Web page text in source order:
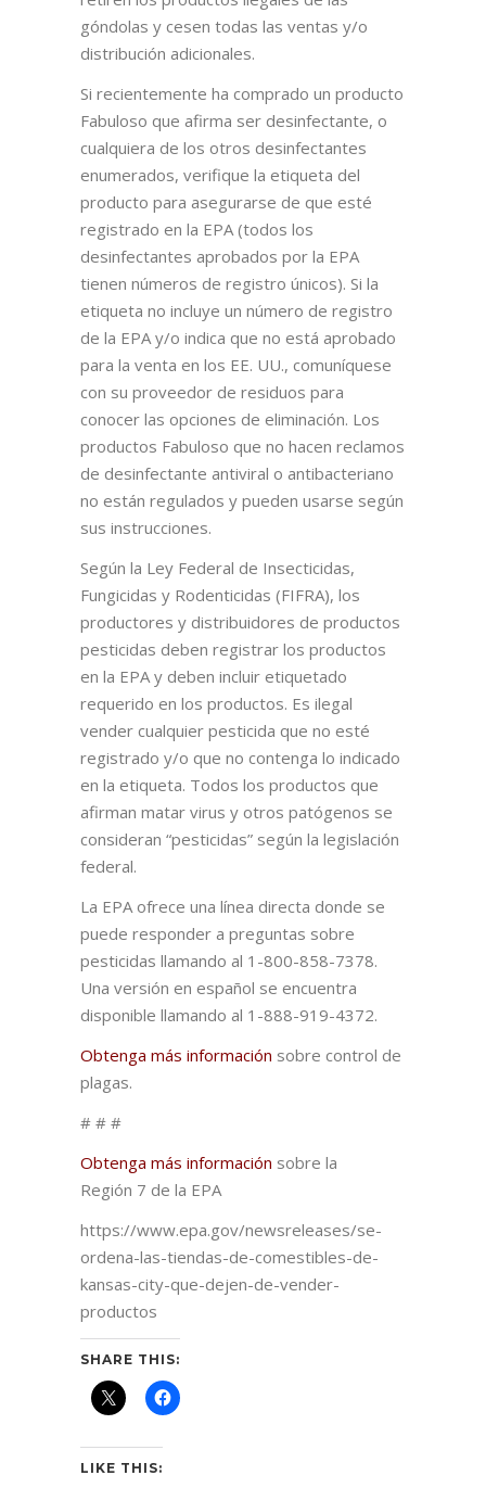
góndolas y cesen todas las ventas y/o
distribución adicionales.
Si recientemente ha comprado un producto
Fabuloso que afirma ser desinfectante, o
cualquiera de los otros desinfectantes
enumerados, verifique la etiqueta del
producto para asegurarse de que esté
registrado en la EPA (todos los
desinfectantes aprobados por la EPA
tienen números de registro únicos). Si la
etiqueta no incluye un número de registro
de la EPA y/o indica que no está aprobado
para la venta en los EE. UU., comuníquese
con su proveedor de residuos para
conocer las opciones de eliminación. Los
productos Fabuloso que no hacen reclamos
de desinfectante antiviral o antibacteriano
no están regulados y pueden usarse según
sus instrucciones.
Según la Ley Federal de Insecticidas,
Fungicidas y Rodenticidas (FIFRA), los
productores y distribuidores de productos
pesticidas deben registrar los productos
en la EPA y deben incluir etiquetado
requerido en los productos. Es ilegal
vender cualquier pesticida que no esté
registrado y/o que no contenga lo indicado
en la etiqueta. Todos los productos que
afirman matar virus y otros patógenos se
consideran “pesticidas” según la legislación
federal.
La EPA ofrece una línea directa donde se
puede responder a preguntas sobre
pesticidas llamando al 1-800-858-7378.
Una versión en español se encuentra
disponible llamando al 1-888-919-4372.
Obtenga más información sobre control de
plagas.
# # #
Obtenga más información sobre la
Región 7 de la EPA
https://www.epa.gov/newsreleases/se-
ordena-las-tiendas-de-comestibles-de-
kansas-city-que-dejen-de-vender-
productos
SHARE THIS:
LIKE THIS: